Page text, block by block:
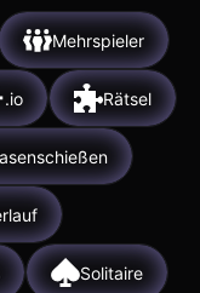
Mehrspieler
.io Rätsel
Solitaire